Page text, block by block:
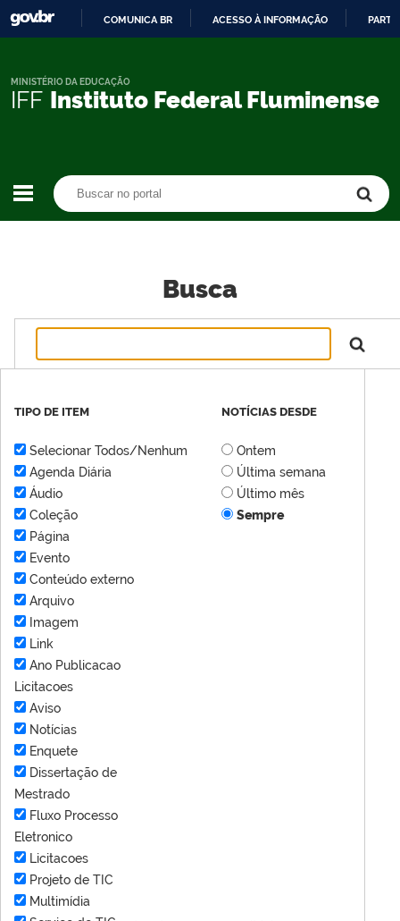
CONTEÚDO
COMUNICA BR ACESSO À INFORMAÇÃO
IFF Instituto Federal Fluminense
MINISTÉRIO DA EDUCAÇÃO
Busca
TIPO DE ITEM
Selecionar Todos/Nenhum
Agenda Diária
Áudio
Coleção
Página
Evento
Conteúdo externo
Arquivo
Imagem
Link
Ano Publicacao
Licitacoes
Aviso
Notícias
Enquete
Dissertação de
Mestrado
Fluxo Processo
Eletronico
Licitacoes
Projeto de TIC
Multimídia
NOTÍCIAS DESDE
Ontem
Última semana
Último mês
Sempre